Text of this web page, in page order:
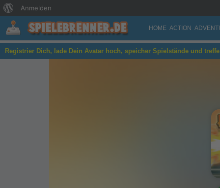
Jetpack Master
HOME ACTION
Registrier Dich, lade Dein Avatar hoch, speicher Spielstände und
Über
WordPress
Anmelden